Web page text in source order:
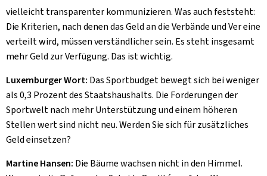
vielleicht transparenter kommunizieren. Was auch feststeht:
Die Kriterien, nach denen das Geld an die Verbände und Ver eine
verteilt wird, müssen verständlicher sein. Es steht insgesamt
mehr Geld zur Verfügung. Das ist wichtig.
Luxemburger Wort: Das Sportbudget bewegt sich bei weniger
als 0,3 Prozent des Staatshaushalts. Die Forderungen der
Sportwelt nach mehr Unterstützung und einem höheren
Stellen wert sind nicht neu. Werden Sie sich für zusätzliches
Geld einsetzen?
Martine Hansen: Die Bäume wachsen nicht in den Himmel.